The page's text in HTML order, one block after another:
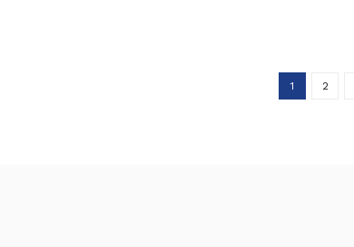
1 2